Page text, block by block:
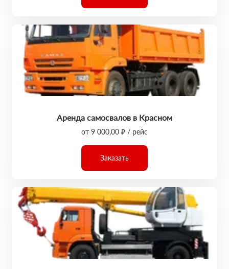
Аренда самосвалов в Красном
от 9 000,00 ₽ / рейс
Заказать